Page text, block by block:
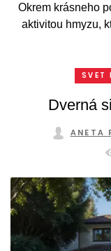
Okrem krásneho
aktivitou hmyzu,
SVET
Dverná
ANETA